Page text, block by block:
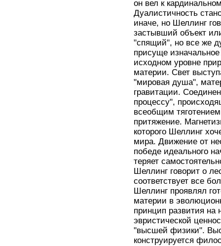
он вел к
Дуалистичность
иначе, но Шеллинг
застывший объект
"спящий", но все же
присуще
исходном уровне
материи. Свет
"мировая душа",
гравитации.
процессу",
всеобщим
притяжение.
которого Шеллинг
мира. Движение от
победе идеального
теряет
Шеллинг говорит о
соответствует все
Шеллинг проявлял
материи в
принцип развития на
эвристической
"высшей физики".
конструируется